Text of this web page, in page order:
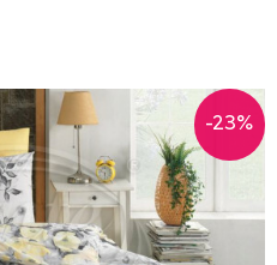
-23%